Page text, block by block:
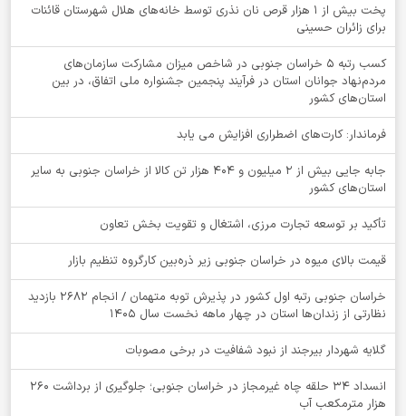
پخت بیش از 1 هزار قرص نان نذری توسط خانه‌های هلال شهرستان قائنات
برای زائران حسینی
کسب رتبه ۵ خراسان جنوبی در شاخص میزان مشارکت سازمان‌های
مردم‌نهاد جوانان استان در فرآیند پنجمین جشنواره ملی اتفاق، در بین
استان‌های کشور
فرماندار: کارت‌های اضطراری افزایش می یابد
جابه جایی بیش از 2 میلیون و 404 هزار تن کالا از خراسان جنوبی به سایر
استان‌های کشور
تأکید بر توسعه تجارت مرزی، اشتغال و تقویت بخش تعاون
قیمت بالای میوه در خراسان جنوبی زیر ذره‌بین کارگروه تنظیم بازار
خراسان جنوبی رتبه اول کشور در پذیرش توبه متهمان / انجام ۲۶۸۲ بازدید
نظارتی از زندان‌ها استان در چهار ماهه نخست سال 1405
گلایه شهردار بیرجند از نبود شفافیت در برخی مصوبات
انسداد ۳۴ حلقه چاه غیرمجاز در خراسان جنوبی؛ جلوگیری از برداشت ۲۶۰
هزار مترمکعب آب